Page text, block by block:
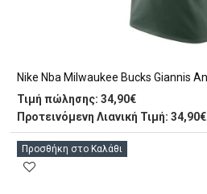
Τιμή πώλησης: 34,90€
Προτεινόμενη Λιανική Τιμή: 34,90€
Προσθήκη στο Καλάθι